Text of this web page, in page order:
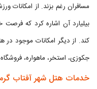
مسافران رغم بزند. از امکانات
بیلیارد آن اشاره کرد که
کند. از دیگر امکانات موجود در
جکوزی، استخر، ماهواره،
خدمات هتل شهر آفتاب